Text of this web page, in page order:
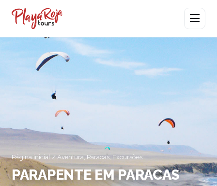
Abrir menu
Página inicial/Aventura, Paracas, Excursões
PARAPENTE EM PARACAS